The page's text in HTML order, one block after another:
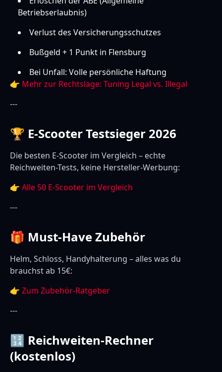
Betriebserlaubnis)
Verlust des Versicherungsschutzes
Bußgeld + 1 Punkt in Flensburg
Bei Unfall: Volle persönliche Haftung
👉 Mehr zur Rechtslage: Tuning Legal vs. Illegal
---
🏆 E-Scooter Testsieger 2026
Die besten E-Scooter im Vergleich – echte
Reichweiten-Tests, keine Hersteller-Werbung:
👉 Alle 50 E-Scooter im Vergleich
---
🎁 Must-Have Zubehör
Helm, Schloss, Handyhalterung – alles was du
brauchst ab 15€:
👉 Zum Zubehör-Ratgeber
---
🔢 Reichweiten-Rechner
(kostenlos)